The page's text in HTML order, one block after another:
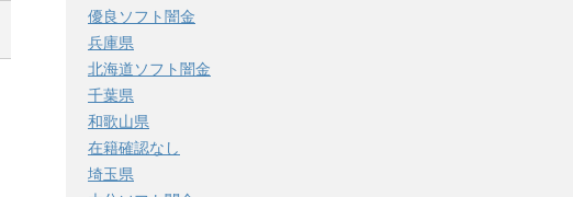
優良ソフト闇金
兵庫県
北海道ソフト闇金
千葉県
和歌山県
在籍確認なし
埼玉県